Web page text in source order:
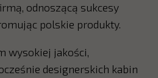
odnoszącą sukcesy
polskie produkty.
wysokiej jakości,
designerskich kabin